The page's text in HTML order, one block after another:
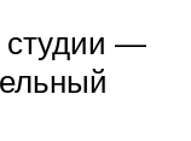
студии —